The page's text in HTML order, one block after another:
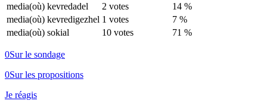
media(où) kevredadel
2 votes
14 %
media(où) kevredigezhel 1 votes
7 %
media(où) sokial
10 votes 71 %
0Sur le sondage
0Sur les propositions
Je réagis